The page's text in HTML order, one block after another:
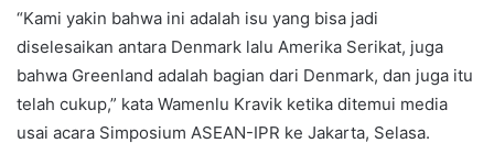
“Kami yakin bahwa ini adalah isu yang bisa jadi
diselesaikan antara Denmark lalu Amerika Serikat, juga
bahwa Greenland adalah bagian dari Denmark, dan juga itu
telah cukup,” kata Wamenlu Kravik ketika ditemui media
usai acara Simposium ASEAN-IPR ke Jakarta, Selasa.